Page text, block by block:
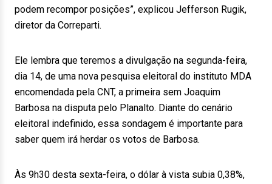
podem recompor posições”, explicou Jefferson Rugik,
diretor da Correparti.
Ele lembra que teremos a divulgação na segunda-feira,
dia 14, de uma nova pesquisa eleitoral do instituto MDA
encomendada pela CNT, a primeira sem Joaquim
Barbosa na disputa pelo Planalto. Diante do cenário
eleitoral indefinido, essa sondagem é importante para
saber quem irá herdar os votos de Barbosa.
Às 9h30 desta sexta-feira, o dólar à vista subia 0,38%,